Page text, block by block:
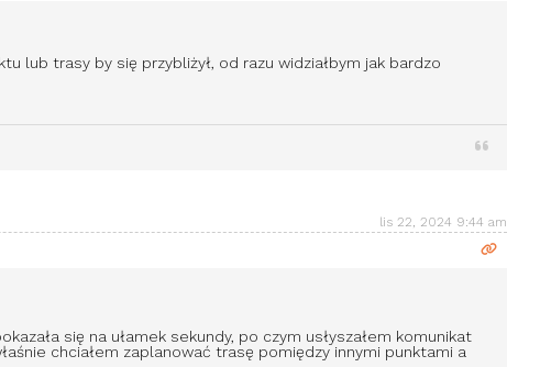
lub trasy by się przybliżył, od razu widziałbym jak bardzo
lis 22, 2024 9:44 am
się na ułamek sekundy, po czym usłyszałem komunikat
chciałem zaplanować trasę pomiędzy innymi punktami a